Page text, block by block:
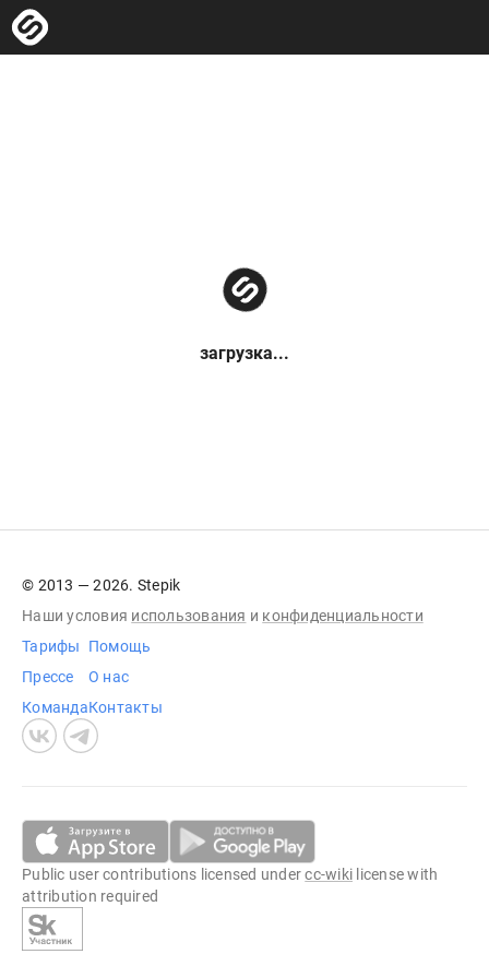
загрузка...
© 2013 — 2026. Stepik
Наши условия использования и конфиденциальности
Тарифы
Прессе
Команда
Помощь
О нас
Контакты
Public user contributions licensed undercc-wiki license with
attribution required